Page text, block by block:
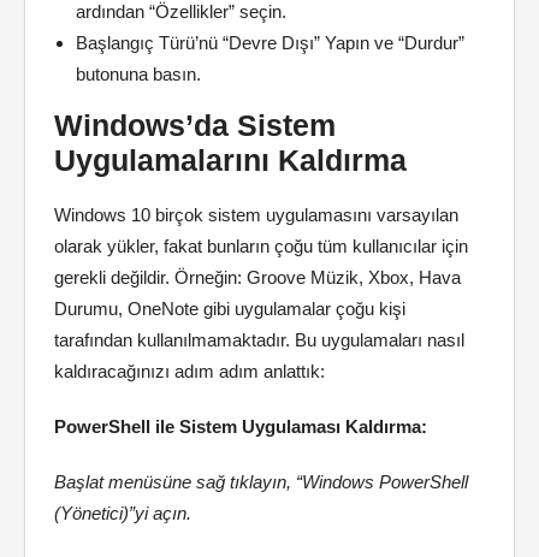
ardından “Özellikler” seçin.
Başlangıç Türü’nü “Devre Dışı” Yapın ve “Durdur”
butonuna basın.
Windows’da Sistem
Uygulamalarını Kaldırma
Windows 10 birçok sistem uygulamasını varsayılan
olarak yükler, fakat bunların çoğu tüm kullanıcılar için
gerekli değildir. Örneğin: Groove Müzik, Xbox, Hava
Durumu, OneNote gibi uygulamalar çoğu kişi
tarafından kullanılmamaktadır. Bu uygulamaları nasıl
kaldıracağınızı adım adım anlattık:
PowerShell ile Sistem Uygulaması Kaldırma:
Başlat menüsüne sağ tıklayın, “Windows PowerShell
(Yönetici)”yi açın.